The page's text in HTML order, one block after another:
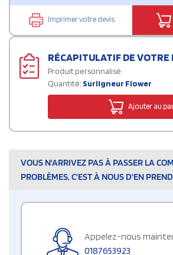
Imprimer votre devis
RÉCAPITULATIF DE VOTRE
Produit personnalisé
Quantité: Surligneur Flower
Ajouter au
VOUS N'ARRIVEZ PAS À PASSER LA
PROBLÈMES, C'EST À NOUS D'EN
Appelez-nous
0187653923